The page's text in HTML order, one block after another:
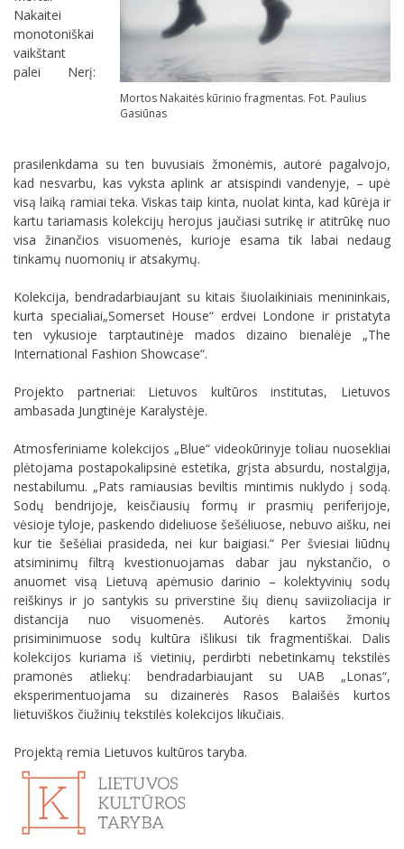
Mortos Nakaitės kūrinio fragmentas. Fot. Paulius
Gasiūnas
Nakaitei
monotoniškai
vaikštant
palei Nerį:
prasilenkdama su ten buvusiais žmonėmis, autorė pagalvojo,
kad nesvarbu, kas vyksta aplink ar atsispindi vandenyje, – upė
visą laiką ramiai teka. Viskas taip kinta, nuolat kinta, kad kūrėja ir
kartu tariamasis kolekcijų herojus jaučiasi sutrikę ir atitrūkę nuo
visa žinančios visuomenės, kurioje esama tik labai nedaug
tinkamų nuomonių ir atsakymų.
Kolekcija, bendradarbiaujant su kitais šiuolaikiniais menininkais,
kurta specialiai„Somerset House“ erdvei Londone ir pristatyta
ten vykusioje tarptautinėje mados dizaino bienalėje „The
International Fashion Showcase“.
Projekto partneriai: Lietuvos kultūros institutas, Lietuvos
ambasada Jungtinėje Karalystėje.
Atmosferiniame kolekcijos „Blue“ videokūrinyje toliau nuosekliai
plėtojama postapokalipsinė estetika, grįsta absurdu, nostalgija,
nestabilumu. „Pats ramiausias beviltis mintimis nuklydo į sodą.
Sodų bendrijoje, keisčiausių formų ir prasmių periferijoje,
vėsioje tyloje, paskendo dideliuose šešėliuose, nebuvo aišku, nei
kur tie šešėliai prasideda, nei kur baigiasi.“ Per šviesiai liūdnų
atsiminimų filtrą kvestionuojamas dabar jau nykstančio, o
anuomet visą Lietuvą apėmusio darinio – kolektyvinių sodų
reiškinys ir jo santykis su priverstine šių dienų saviizoliacija ir
distancija nuo visuomenės. Autorės kartos žmonių
prisiminimuose sodų kultūra išlikusi tik fragmentiškai. Dalis
kolekcijos kuriama iš vietinių, perdirbti nebetinkamų tekstilės
pramonės atliekų: bendradarbiaujant su UAB „Lonas“,
eksperimentuojama su dizainerės Rasos Balaišės kurtos
lietuviškos čiužinių tekstilės kolekcijos likučiais.
Projektą remia Lietuvos kultūros taryba.